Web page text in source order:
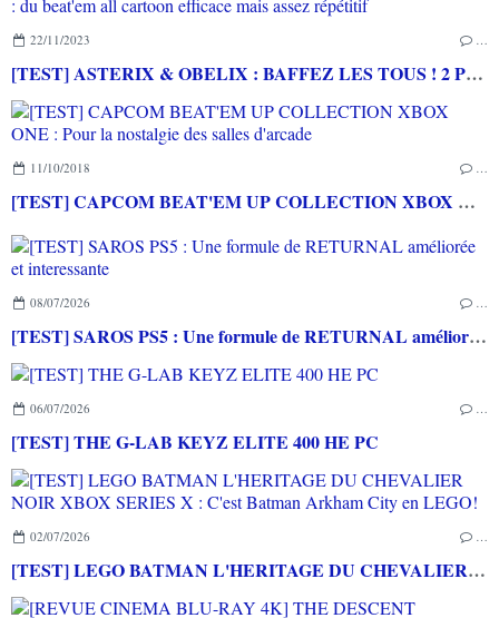
22/11/2023 …
[TEST] ASTERIX & OBELIX : BAFFEZ LES TOUS ! 2 PS5 : du beat'em all cartoon efficace mais assez répétitif
11/10/2018 …
[TEST] CAPCOM BEAT'EM UP COLLECTION XBOX ONE : Pour la nostalgie des salles d'arcade
08/07/2026 …
[TEST] SAROS PS5 : Une formule de RETURNAL améliorée et interessante
06/07/2026 …
[TEST] THE G-LAB KEYZ ELITE 400 HE PC
02/07/2026 …
[TEST] LEGO BATMAN L'HERITAGE DU CHEVALIER NOIR XBOX SERIES X : C'est Batman Arkham City en LEGO!